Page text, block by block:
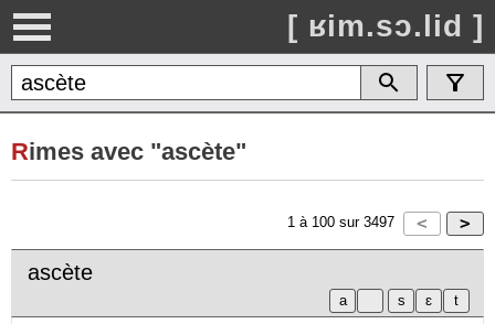
[ ʁim.sɔ.lid ]
Rimes avec "ascète"
1 à 100 sur 3497
ascète